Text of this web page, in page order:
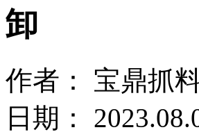
卸
作者： 宝鼎抓
日期：